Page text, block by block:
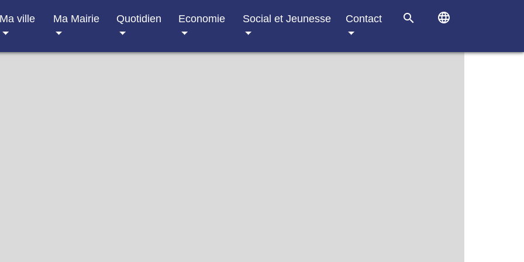
Ma ville Ma Mairie Quotidien Economie Social et Jeunesse Contact search language